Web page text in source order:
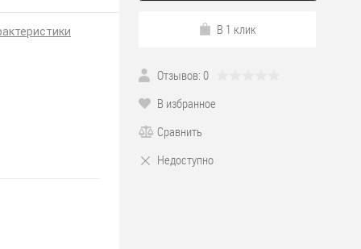
В 1 клик
Отзывов: 0
В избранное
Сравнить
Недоступно